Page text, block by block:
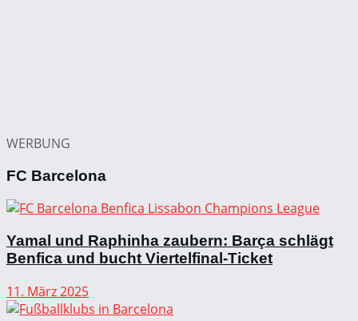
WERBUNG
FC Barcelona
Yamal und Raphinha zaubern: Barça schlägt
Benfica und bucht Viertelfinal-Ticket
11. März 2025